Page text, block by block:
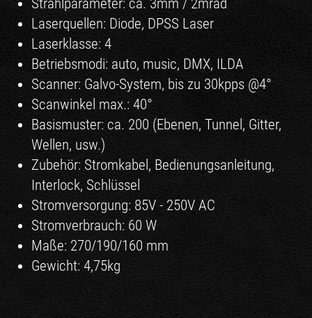
Laserquellen: Diode, DPSS Laser
Laserklasse: 4
Betriebsmodi: auto, music, DMX, ILDA
Scanner: Galvo-System, bis zu 30kpps @4°
Scanwinkel max.: 40°
Basismuster: ca. 200 (Ebenen, Tunnel, Gitter,
Wellen, usw.)
Zubehör: Stromkabel, Bedienungsanleitung,
Interlock, Schlüssel
Stromversorgung: 85V - 250V AC
Stromverbrauch: 60 W
Maße: 270/190/160 mm
Gewicht: 4,75kg